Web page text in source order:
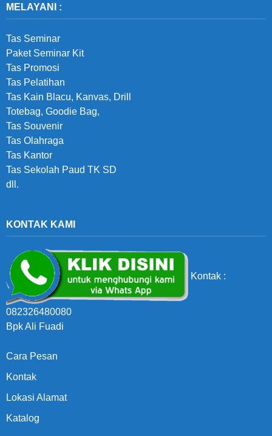
MELAYANI :
Tas Seminar
Paket Seminar Kit
Tas Promosi
Tas Pelatihan
Tas Kain Blacu, Kanvas, Drill
Totebag, Goodie Bag,
Tas Souvenir
Tas Olahraga
Tas Kantor
Tas Sekolah Paud TK SD
dll.
KONTAK KAMI
Kontak :
082326480080
Bpk Ali Fuadi
Cara Pesan
Kontak
Lokasi Alamat
Katalog